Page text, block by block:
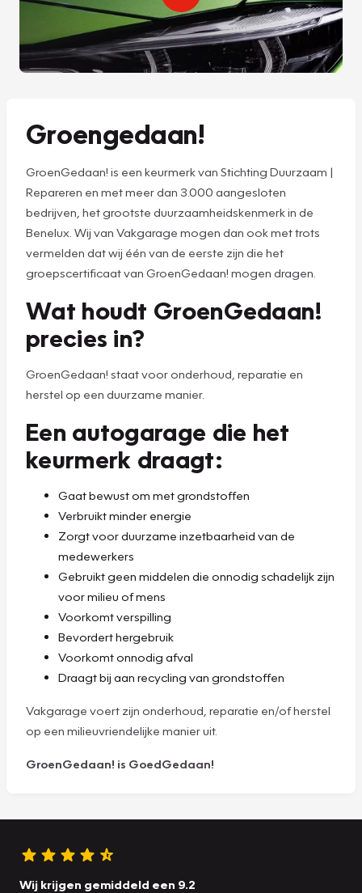
Groengedaan!
GroenGedaan! is een keurmerk van Stichting Duurzaam |
Repareren en met meer dan 3.000 aangesloten
bedrijven, het grootste duurzaamheidskenmerk in de
Benelux. Wij van Vakgarage mogen dan ook met trots
vermelden dat wij één van de eerste zijn die het
groepscertificaat van GroenGedaan! mogen dragen.
Wat houdt GroenGedaan!
precies in?
GroenGedaan! staat voor onderhoud, reparatie en
herstel op een duurzame manier.
Een autogarage die het
keurmerk draagt:
Gaat bewust om met grondstoffen
Verbruikt minder energie
Zorgt voor duurzame inzetbaarheid van de
medewerkers
Gebruikt geen middelen die onnodig schadelijk zijn
voor milieu of mens
Voorkomt verspilling
Bevordert hergebruik
Voorkomt onnodig afval
Draagt bij aan recycling van grondstoffen
Vakgarage voert zijn onderhoud, reparatie en/of herstel
op een milieuvriendelijke manier uit.
GroenGedaan! is GoedGedaan!
Wij krijgen gemiddeld een 9.2